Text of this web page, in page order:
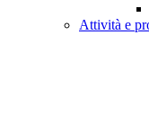
Attività e